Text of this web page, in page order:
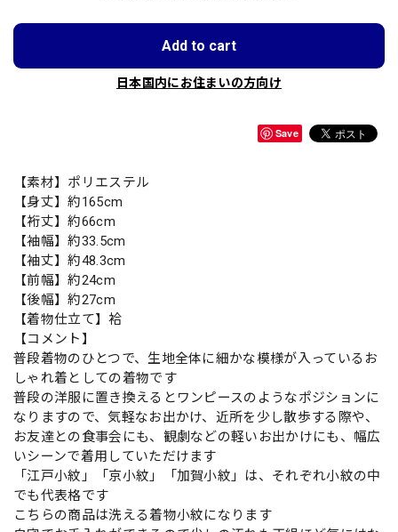
Add to cart
日本国内にお住まいの方向け
Save
【素材】ポリエステル
【身丈】約165cm
【裄丈】約66cm
【袖幅】約33.5cm
【袖丈】約48.3cm
【前幅】約24cm
【後幅】約27cm
【着物仕立て】袷
【コメント】
普段着物のひとつで、生地全体に細かな模様が入っているお
しゃれ着としての着物です
普段の洋服に置き換えるとワンピースのようなポジションに
なりますので、気軽なお出かけ、近所を少し散歩する際や、
お友達との食事会にも、観劇などの軽いお出かけにも、幅広
いシーンで着用していただけます
「江戸小紋」「京小紋」「加賀小紋」は、それぞれ小紋の中
でも代表格です
こちらの商品は洗える着物小紋になります